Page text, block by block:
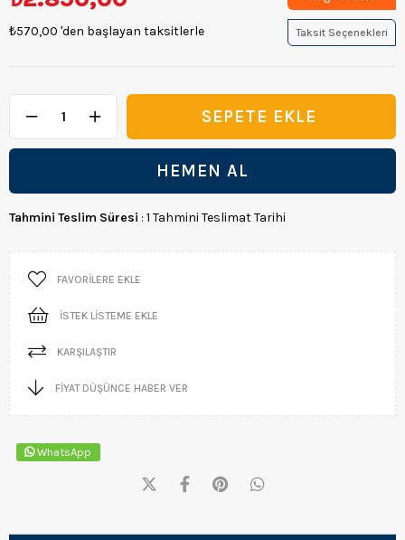
₺570,00 'den başlayan taksitlerle Taksit Seçenekleri
Tahmini Teslim Süresi : 1 Tahmini Teslimat Tarihi
FAVORILERE EKLE
İSTEK LISTEME EKLE
KARŞILAŞTIR
FIYAT DÜŞÜNCE HABER VER
WhatsApp